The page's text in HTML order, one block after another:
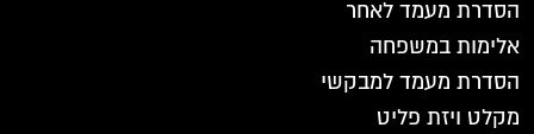
הסדרת מעמד לאחר
אלימות במשפחה
הסדרת מעמד למבקשי
מקלט ויזת פליט